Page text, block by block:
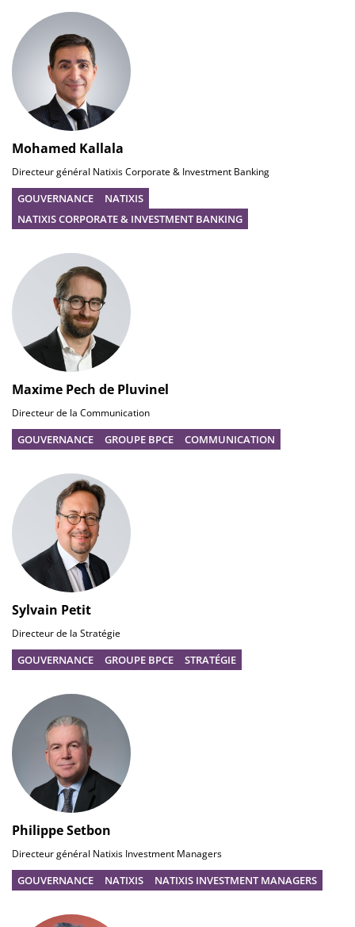
Mohamed Kallala
Directeur général Natixis Corporate & Investment Banking
GOUVERNANCE
NATIXIS
NATIXIS CORPORATE & INVESTMENT BANKING
Maxime Pech de Pluvinel
Directeur de la Communication
GOUVERNANCE GROUPE BPCE COMMUNICATION
Sylvain Petit
Directeur de la Stratégie
GOUVERNANCE GROUPE BPCE STRATÉGIE
Philippe Setbon
Directeur général Natixis Investment Managers
GOUVERNANCE NATIXIS NATIXIS INVESTMENT MANAGERS